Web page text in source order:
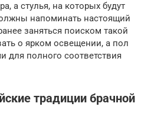
а стулья, на которых будут
напоминать настоящий
заняться поиском такой
о ярком освещении, а пол
для полного соответствия
традиции брачной